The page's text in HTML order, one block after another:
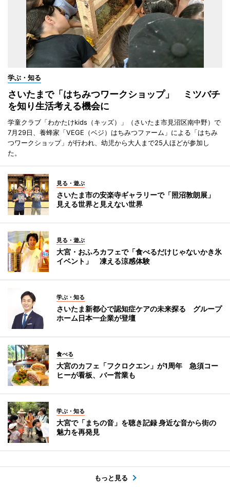
学ぶ・知る
さいたまで「はちみつワークショップ」 ミツバチ
を知り生活考える機会に
学童クラブ「わかたけkids（キッズ）」（さいたま市見沼区南中野）で
7月29日、養蜂家「VEGE（ベジ）はちみつファーム」による「はちみ
つワークショップ」が行われ、幼児から大人まで25人ほどが参加し
た。
見る・遊ぶ
さいたま市の安楽寺ギャラリーで「照沼敦朗展」
見える世界と見えない世界
見る・遊ぶ
大宮・おふろカフェで「食べるだけじゃないかき氷
イベント」 凍える涼感体験
学ぶ・知る
さいたま新都心で認知症ケアの未来探る グループ
ホーム日本一企業が登壇
食べる
大宮のカフェ「フクロクエン」が1周年 急須コー
ヒーが看板、バー営業も
学ぶ・知る
大宮で「まちの音」を聴き記録 身近な音から街の
魅力を再発見
もっと見る